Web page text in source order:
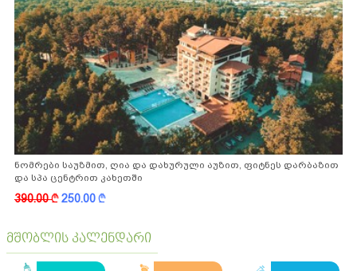
ნომრები საუზმით, ღია და დახურული აუზით, ფიტნეს დარბაზით
და სპა ცენტრით კახეთში
390.00k250.00k
მშობლის კალენდარი